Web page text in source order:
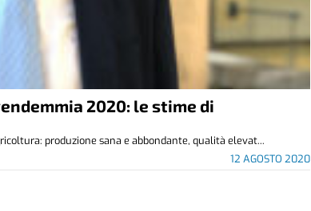
2020: le stime di
12 AGOSTO 2020
produzione sana e abbondante, qualità elevat...